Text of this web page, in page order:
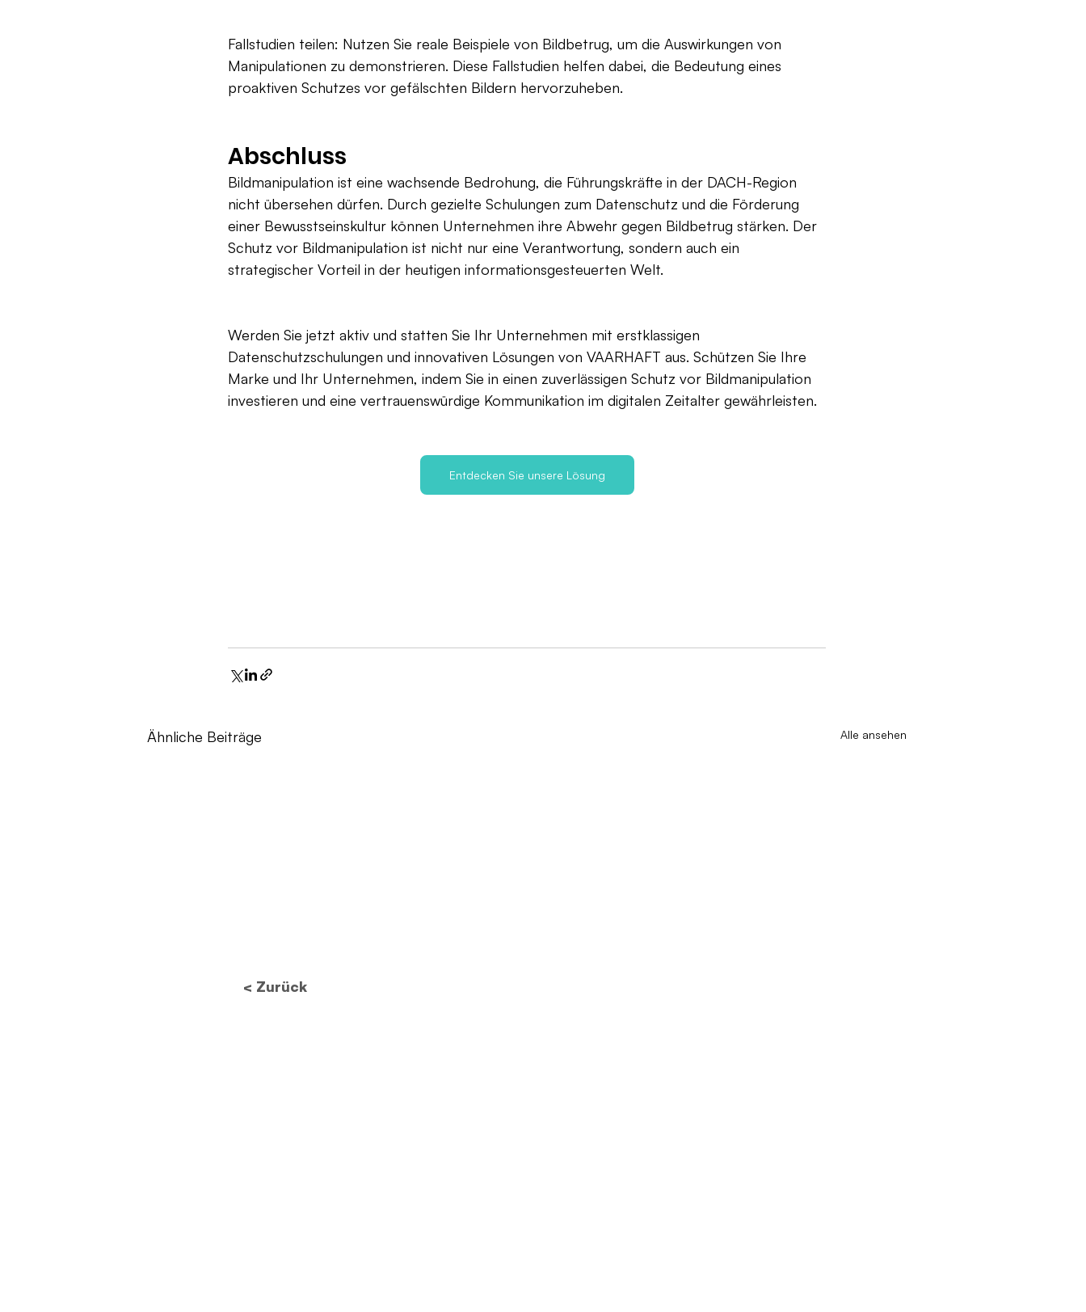
Fallstudien teilen: Nutzen Sie reale Beispiele von Bildbetrug, um die Auswirkungen von
Manipulationen zu demonstrieren. Diese Fallstudien helfen dabei, die Bedeutung eines
proaktiven Schutzes vor gefälschten Bildern hervorzuheben.
Abschluss
Bildmanipulation ist eine wachsende Bedrohung, die Führungskräfte in der DACH-Region
nicht übersehen dürfen. Durch gezielte Schulungen zum Datenschutz und die Förderung
einer Bewusstseinskultur können Unternehmen ihre Abwehr gegen Bildbetrug stärken. Der
Schutz vor Bildmanipulation ist nicht nur eine Verantwortung, sondern auch ein
strategischer Vorteil in der heutigen informationsgesteuerten Welt.
Werden Sie jetzt aktiv und statten Sie Ihr Unternehmen mit erstklassigen
Datenschutzschulungen und innovativen Lösungen von VAARHAFT aus. Schützen Sie Ihre
Marke und Ihr Unternehmen, indem Sie in einen zuverlässigen Schutz vor Bildmanipulation
investieren und eine vertrauenswürdige Kommunikation im digitalen Zeitalter gewährleisten.
Entdecken Sie unsere Lösung
Ähnliche Beiträge Alle ansehen
< Zurück